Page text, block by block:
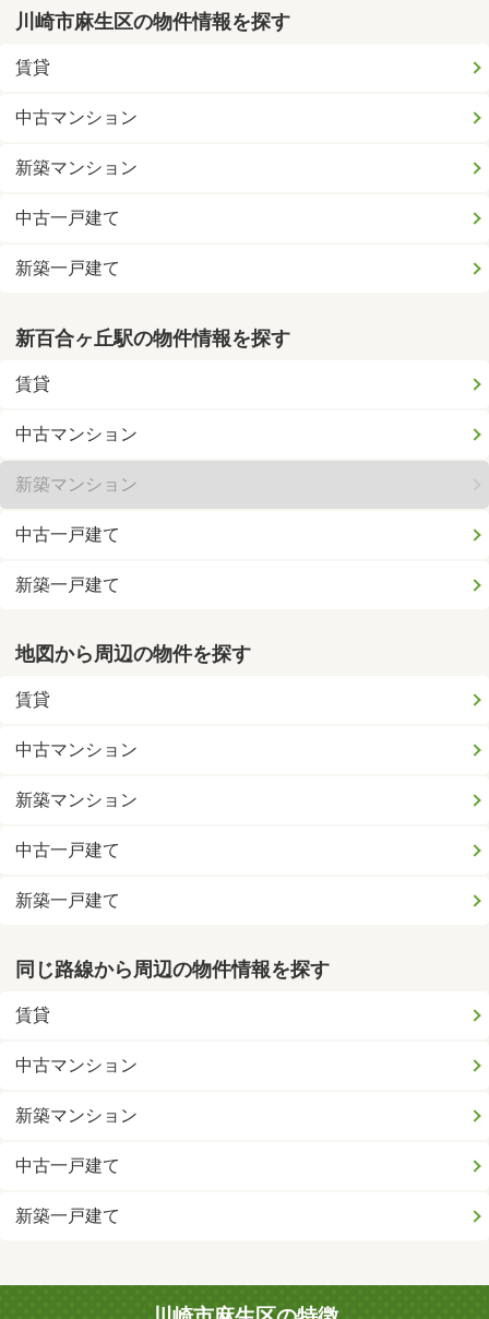
川崎市麻生区の物件情報を探す
賃貸
中古マンション
新築マンション
中古一戸建て
新築一戸建て
新百合ヶ丘駅の物件情報を探す
賃貸
中古マンション
新築マンション
中古一戸建て
新築一戸建て
地図から周辺の物件を探す
賃貸
中古マンション
新築マンション
中古一戸建て
新築一戸建て
同じ路線から周辺の物件情報を探す
賃貸
中古マンション
新築マンション
中古一戸建て
新築一戸建て